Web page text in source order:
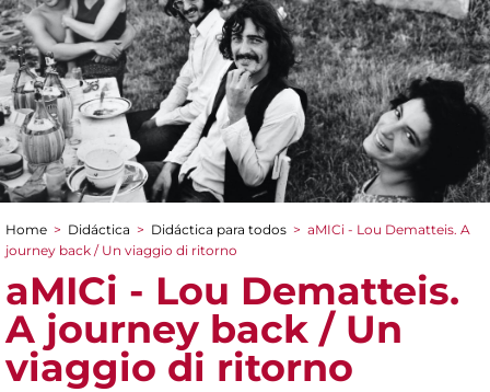
You are here
Home > Didáctica > Didáctica para todos > aMICi - Lou Dematteis. A
journey back / Un viaggio di ritorno
aMICi - Lou Dematteis.
A journey back / Un
viaggio di ritorno